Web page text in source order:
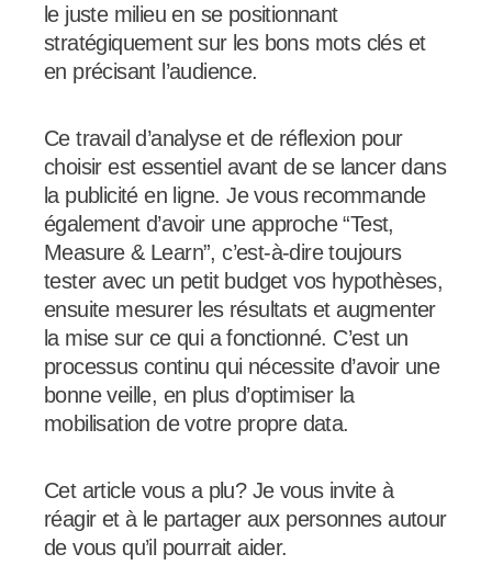
le juste milieu en se positionnant
stratégiquement sur les bons mots clés et
en précisant l’audience.
Ce travail d’analyse et de réflexion pour
choisir est essentiel avant de se lancer dans
la publicité en ligne. Je vous recommande
également d’avoir une approche “Test,
Measure & Learn”, c’est-à-dire toujours
tester avec un petit budget vos hypothèses,
ensuite mesurer les résultats et augmenter
la mise sur ce qui a fonctionné. C’est un
processus continu qui nécessite d’avoir une
bonne veille, en plus d’optimiser la
mobilisation de votre propre data.
Cet article vous a plu? Je vous invite à
réagir et à le partager aux personnes autour
de vous qu’il pourrait aider.